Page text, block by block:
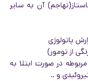
آن به سایر
پاتولوژی
از تومور)
در صورت ابتلا به
و ..